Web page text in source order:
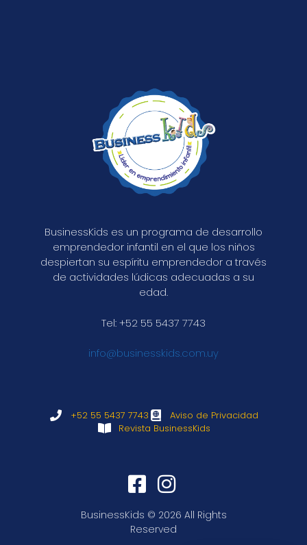
BusinessKids es un programa de desarrollo
emprendedor infantil en el que los niños
despiertan su espíritu emprendedor a través
de actividades lúdicas adecuadas a su
edad.
Tel: +52 55 5437 7743
info@businesskids.com.uy
+52 55 5437 7743
Aviso de Privacidad
Revista BusinessKids
BusinessKids © 2026 All Rights
Reserved